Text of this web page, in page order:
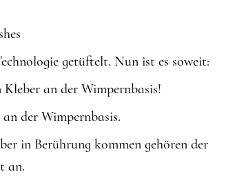
getüftelt. Nun ist es soweit:
Kleber an der Wimpernbasis!
der Wimpernbasis.
in Berührung kommen gehören der
an.